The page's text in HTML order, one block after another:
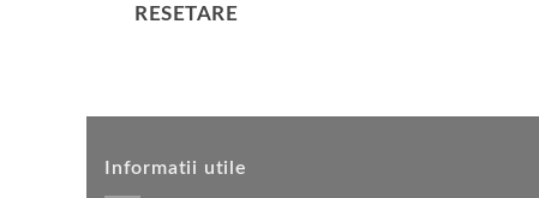
RESETARE
Informatii utile